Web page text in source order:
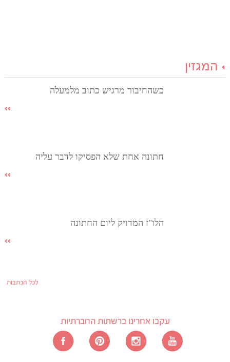
המגזין
כשהחיבור מרגיש כתוב מלמעלה
חתונה אחת שלא הפסיקו לדבר עליה
הלו"ז המדויק ליום החתונה
לכל הכתבות
עקבו אחרינו ברשתות החברתיות